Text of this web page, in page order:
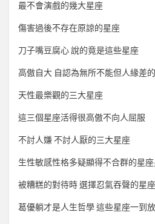
最不會演戲的幾大星座
傷害過後不存在原諒的星座
刀子嘴豆腐心 說的竟是這些星座
高傲自大 自認為無所不能但人緣差
天性最樂觀的三大星座
這三個星座活得很高傲不向人屈服
不討人嫌 不討人厭的三大星座
生性敏感性格多疑顯得不合群的星座
被糟糕的對待時 選擇忍氣吞聲的星座
葛優躺才是人生哲學 這些星座一到